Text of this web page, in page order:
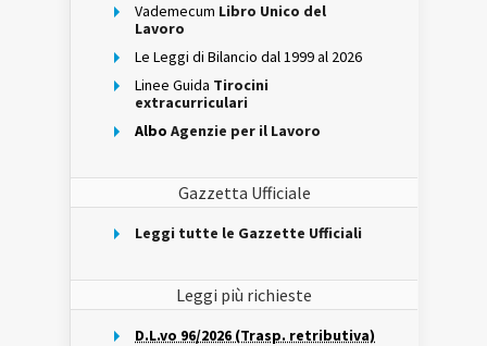
Vademecum Libro Unico del
Lavoro
Le Leggi di Bilancio dal 1999 al 2026
Linee Guida Tirocini
extracurriculari
Albo Agenzie per il Lavoro
Gazzetta Ufficiale
Leggi tutte le Gazzette Ufficiali
Leggi più richieste
D.L.vo 96/2026 (Trasp. retributiva)